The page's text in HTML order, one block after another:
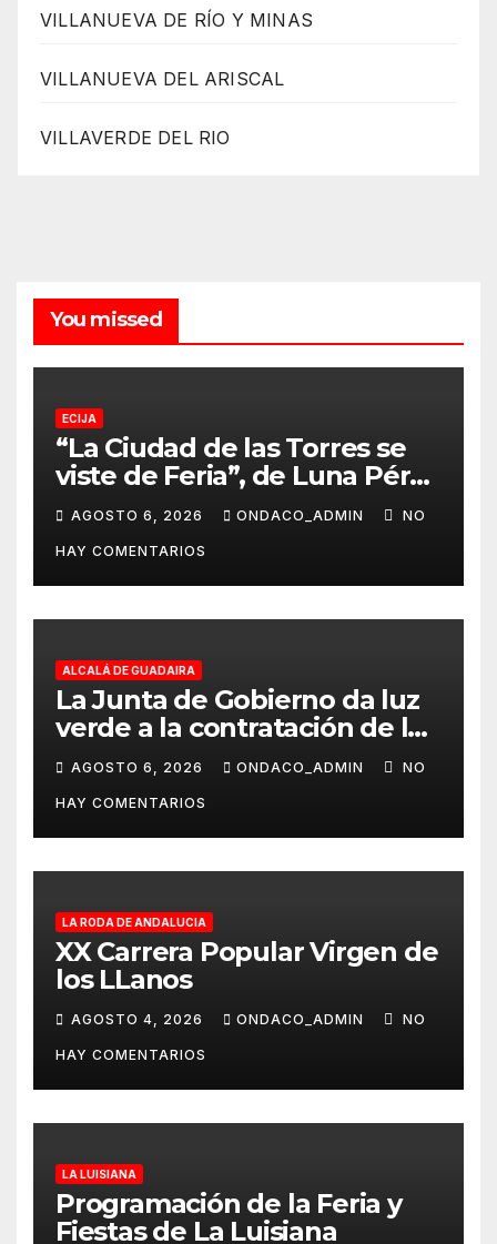
VILLANUEVA DE RÍO Y MINAS
VILLANUEVA DEL ARISCAL
VILLAVERDE DEL RIO
You missed
ECIJA
“La Ciudad de las Torres se
viste de Feria”, de Luna Pérez
Flores, cartel anunciador de
la Real Feria de Écija 2026
AGOSTO 6, 2026 ONDACO_ADMIN NO
HAY COMENTARIOS
ALCALÁ DE GUADAIRA
La Junta de Gobierno da luz
verde a la contratación de las
obras de ampliación del
Museo de Alcalá
AGOSTO 6, 2026 ONDACO_ADMIN NO
HAY COMENTARIOS
LA RODA DE ANDALUCIA
XX Carrera Popular Virgen de
los LLanos
AGOSTO 4, 2026 ONDACO_ADMIN NO
HAY COMENTARIOS
LA LUISIANA
Programación de la Feria y
Fiestas de La Luisiana